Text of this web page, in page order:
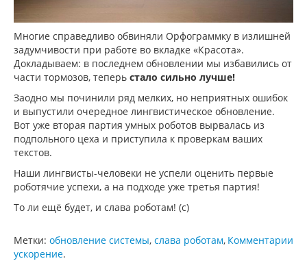
Многие справедливо обвиняли Орфограммку в излишней
задумчивости при работе во вкладке «Красота».
Докладываем: в последнем обновлении мы избавились от
части тормозов, теперь стало сильно лучше!
Заодно мы починили ряд мелких, но неприятных ошибок
и выпустили очередное лингвистическое обновление.
Вот уже вторая партия умных роботов вырвалась из
подпольного цеха и приступила к проверкам ваших
текстов.
Наши лингвисты-человеки не успели оценить первые
роботячие успехи, а на подходе уже третья партия!
То ли ещё будет, и слава роботам! (с)
Комментарии
Метки: обновление системы, слава роботам,
ускорение.